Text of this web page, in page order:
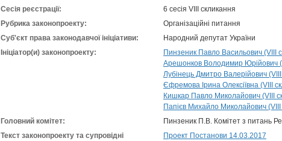
Сесія реєстрації:
6 сесія VIII скликання
Рубрика законопроекту:
Організаційні питання
Суб'єкт права законодавчої ініціативи:
Народний депутат України
Ініціатор(и) законопроекту:
Пинзеник Павло Васильович (VIII
Арешонков Володимир Юрійович
Лубінець Дмитро Валерійович
Єфремова Ірина Олексіївна (VIII
Кишкар Павло Миколайович (VIII
Папієв Михайло Миколайович (VIII
Головний комітет:
Пинзеник П.В. Комітет з питань
Текст законопроекту та супровідні
Проект Постанови 14.03.2017